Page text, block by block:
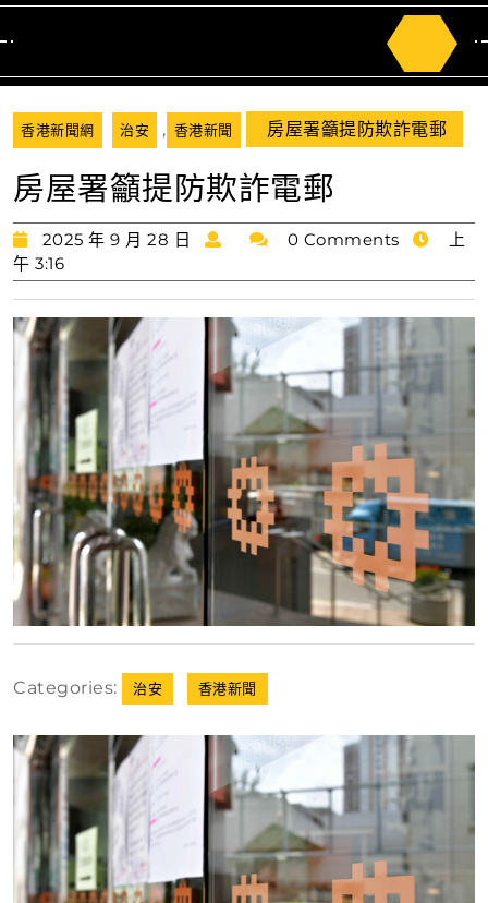
for:
香港新聞網 治安 , 香港新聞 房屋署籲提防欺詐電郵
房屋署籲提防欺詐電郵
2025 年 9 月 28 日
2025
9
28
日
0 Comments
上
午 3:16
Categories: 治安 香港新聞